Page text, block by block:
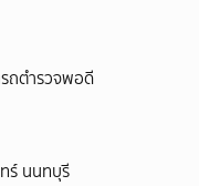
ถตำรวจพอดี
ร์ นนทบุรี